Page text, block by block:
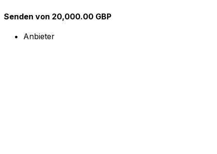
Senden von 20,000.00 GBP
Anbieter